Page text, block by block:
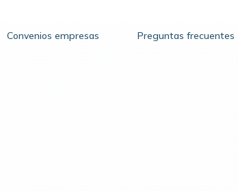
Convenios empresas Preguntas frecuentes